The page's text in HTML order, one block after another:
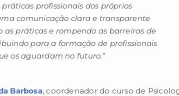
profissionais dos próprios
comunicação clara e transparente
as práticas e rompendo as barreiras de
para a formação de profissionais
os aguardam no futuro.”
Barbosa, coordenador do curso de